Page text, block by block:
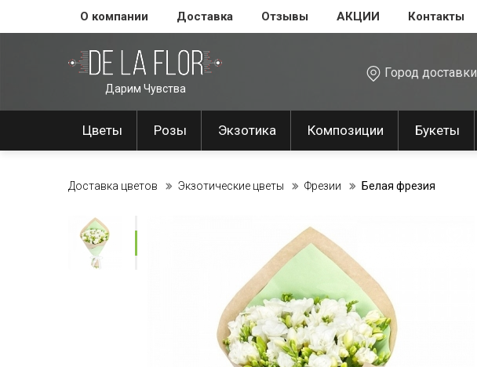
О компании Доставка Отзывы АКЦИИ Контакты
Дарим Чувства
Город доставки
Цветы Розы Экзотика Композиции Букеты
Доставка цветов Экзотические цветы Фрезии Белая фрезия